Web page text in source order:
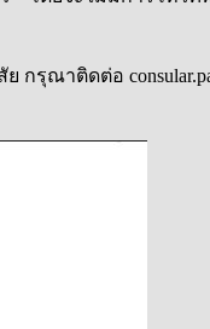
รุณาติดต่อ